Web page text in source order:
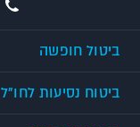
ביטול חופשה
ביטוח נסיעות לחו"ל